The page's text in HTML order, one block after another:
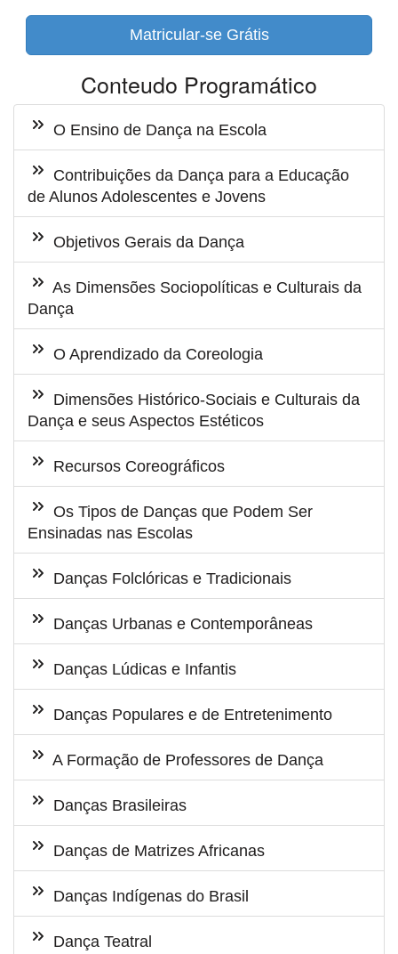
Matricular-se Grátis
Conteudo Programático
O Ensino de Dança na Escola
Contribuições da Dança para a Educação
de Alunos Adolescentes e Jovens
Objetivos Gerais da Dança
As Dimensões Sociopolíticas e Culturais da
Dança
O Aprendizado da Coreologia
Dimensões Histórico-Sociais e Culturais da
Dança e seus Aspectos Estéticos
Recursos Coreográficos
Os Tipos de Danças que Podem Ser
Ensinadas nas Escolas
Danças Folclóricas e Tradicionais
Danças Urbanas e Contemporâneas
Danças Lúdicas e Infantis
Danças Populares e de Entretenimento
A Formação de Professores de Dança
Danças Brasileiras
Danças de Matrizes Africanas
Danças Indígenas do Brasil
Dança Teatral